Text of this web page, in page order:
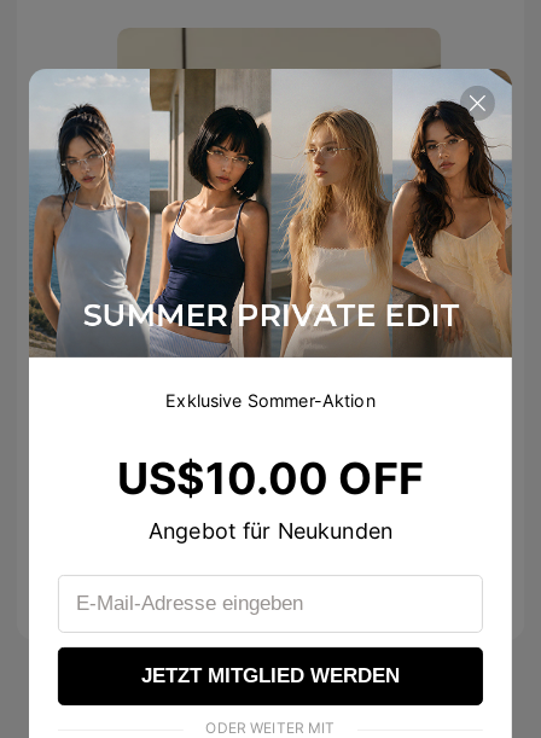
murdoxc
171
0
Exklusive Sommer-Aktion
US$10.00 OFF
Angebot für Neukunden
JETZT MITGLIED WERDEN
ODER WEITER MIT